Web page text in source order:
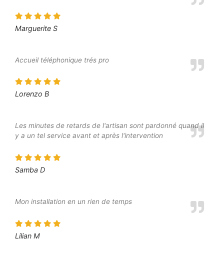
Marguerite S
Accueil téléphonique trés pro
Lorenzo B
Les minutes de retards de l'artisan sont pardonné quand il
y a un tel service avant et après l'intervention
Samba D
Mon installation en un rien de temps
Lilian M